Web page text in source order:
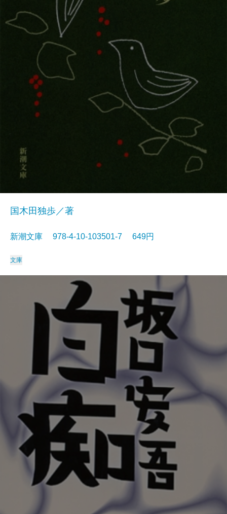
国木田独歩／著
新潮文庫 978-4-10-103501-7 649円
文庫